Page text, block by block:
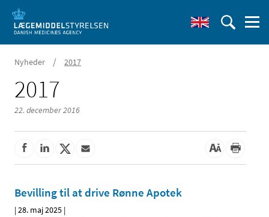
Nyheder / 2017
2017
22. december 2016
Bevilling til at drive Rønne Apotek
|28. maj 2025 |